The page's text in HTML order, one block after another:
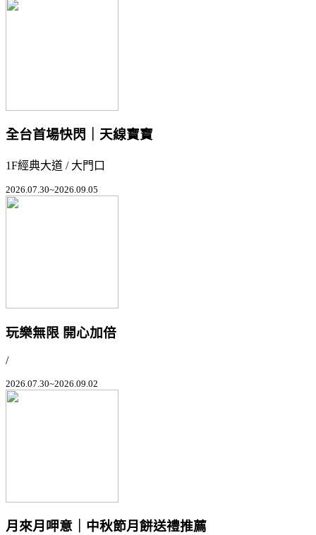
全台首場快閃｜天線寶寶
1F經典大道 / 大門口
2026.07.30~2026.09.05
玩樂無限 開心加倍
/
2026.07.30~2026.09.02
月來月呷意｜中秋節月餅送禮推薦